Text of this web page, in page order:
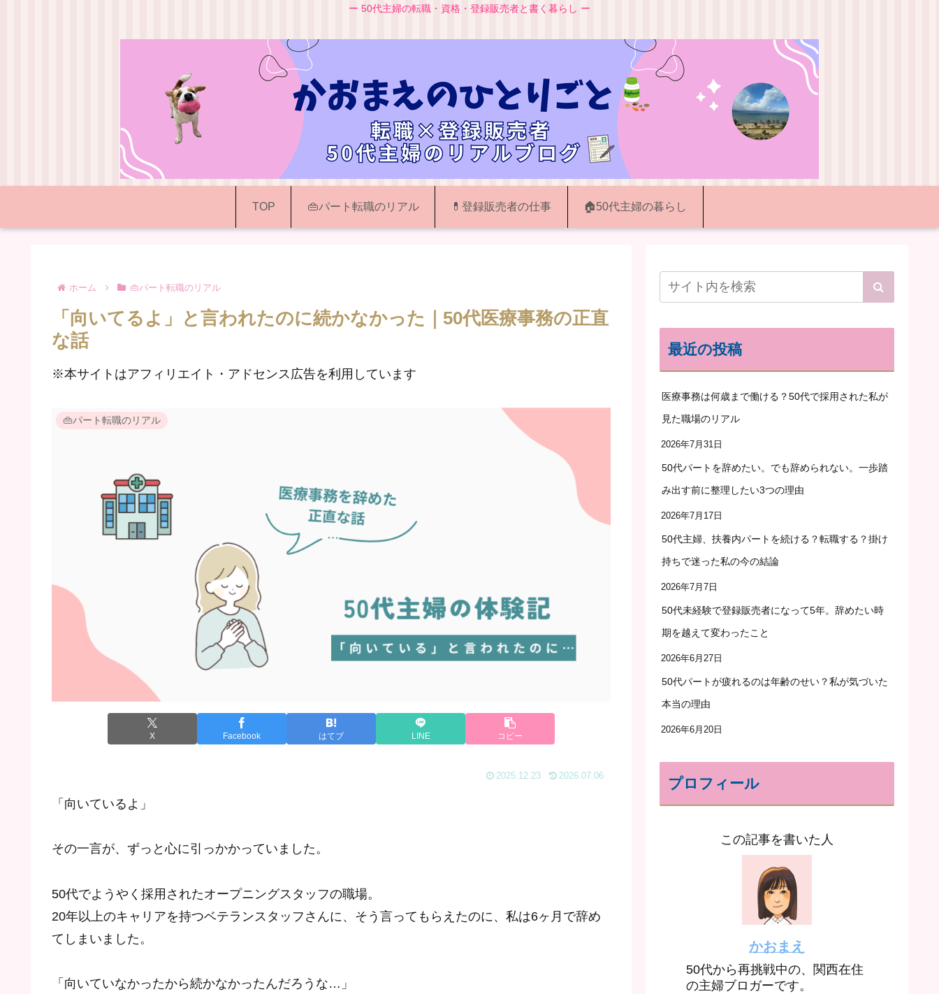
ー 50代主婦の転職・資格・登録販売者と書く暮らし ー
TOP 👜パート転職のリアル 💊登録販売者の仕事 🏠50代主婦の暮らし
ホーム 👜パート転職のリアル
「向いてるよ」と言われたのに続かなかった｜50代医療事務の正直
な話
※本サイトはアフィリエイト・アドセンス広告を利用しています
👜パート転職のリアル
X Facebook はてブ LINE コピー
2025.12.23 2026.07.06
「向いているよ」
その一言が、ずっと心に引っかかっていました。
50代でようやく採用されたオープニングスタッフの職場。
20年以上のキャリアを持つベテランスタッフさんに、そう言ってもらえたのに、私は6ヶ月で辞め
てしまいました。
「向いていなかったから続かなかったんだろうな…」
最近の投稿
医療事務は何歳まで働ける？50代で採用された私が
見た職場のリアル
2026年7月31日
50代パートを辞めたい。でも辞められない。一歩踏
み出す前に整理したい3つの理由
2026年7月17日
50代主婦、扶養内パートを続ける？転職する？掛け
持ちで迷った私の今の結論
2026年7月7日
50代未経験で登録販売者になって5年。辞めたい時
期を越えて変わったこと
2026年6月27日
50代パートが疲れるのは年齢のせい？私が気づいた
本当の理由
2026年6月20日
プロフィール
この記事を書いた人
かおまえ
50代から再挑戦中の、関西在住
の主婦ブロガーです。